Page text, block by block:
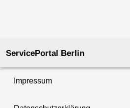
ServicePortal Berlin
Impressum